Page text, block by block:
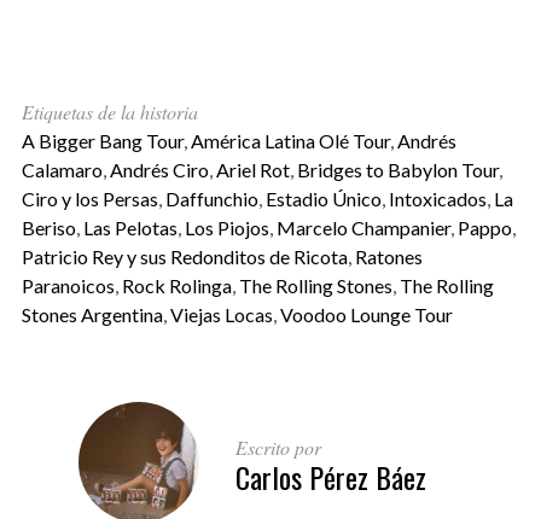
Etiquetas de la historia
A Bigger Bang Tour,América Latina Olé Tour,Andrés
Calamaro,Andrés Ciro,Ariel Rot, Bridges to Babylon Tour,
Ciro y los Persas, Daffunchio, Estadio Único, Intoxicados, La
Beriso, Las Pelotas, Los Piojos, Marcelo Champanier, Pappo,
Patricio Rey y sus Redonditos de Ricota, Ratones
Paranoicos, Rock Rolinga, The Rolling Stones, The Rolling
Stones Argentina,Viejas Locas,Voodoo Lounge Tour
Escrito por
Carlos Pérez Báez